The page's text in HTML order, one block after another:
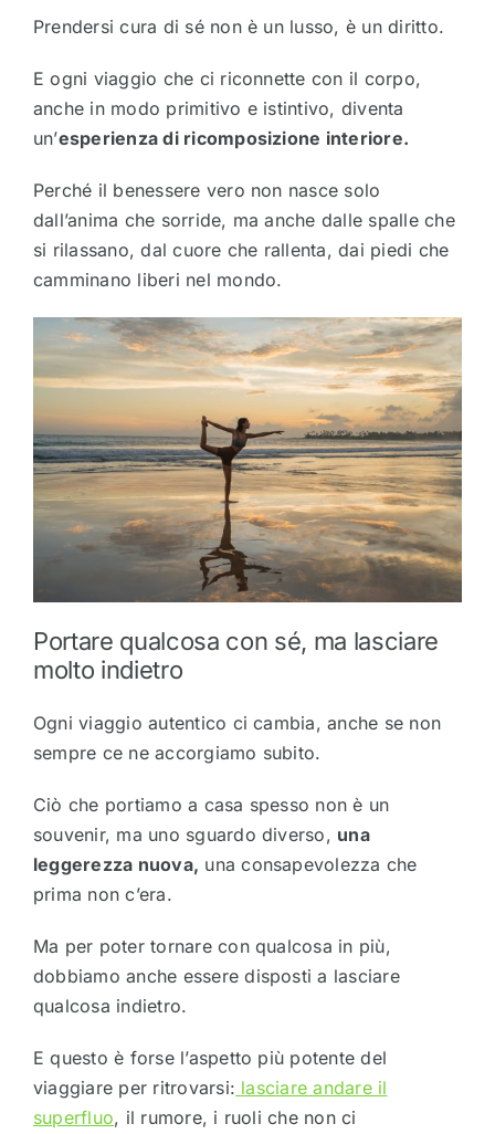
Prendersi cura di sé non è un lusso, è un diritto.
E ogni viaggio che ci riconnette con il corpo,
anche in modo primitivo e istintivo, diventa
un’esperienza di ricomposizione interiore.
Perché il benessere vero non nasce solo
dall’anima che sorride, ma anche dalle spalle che
si rilassano, dal cuore che rallenta, dai piedi che
camminano liberi nel mondo.
Portare qualcosa con sé, ma lasciare
molto indietro
Ogni viaggio autentico ci cambia, anche se non
sempre ce ne accorgiamo subito.
Ciò che portiamo a casa spesso non è un
souvenir, ma uno sguardo diverso, una
leggerezza nuova, una consapevolezza che
prima non c’era.
Ma per poter tornare con qualcosa in più,
dobbiamo anche essere disposti a lasciare
qualcosa indietro.
E questo è forse l’aspetto più potente del
viaggiare per ritrovarsi: lasciare andare il
superfluo, il rumore, i ruoli che non ci